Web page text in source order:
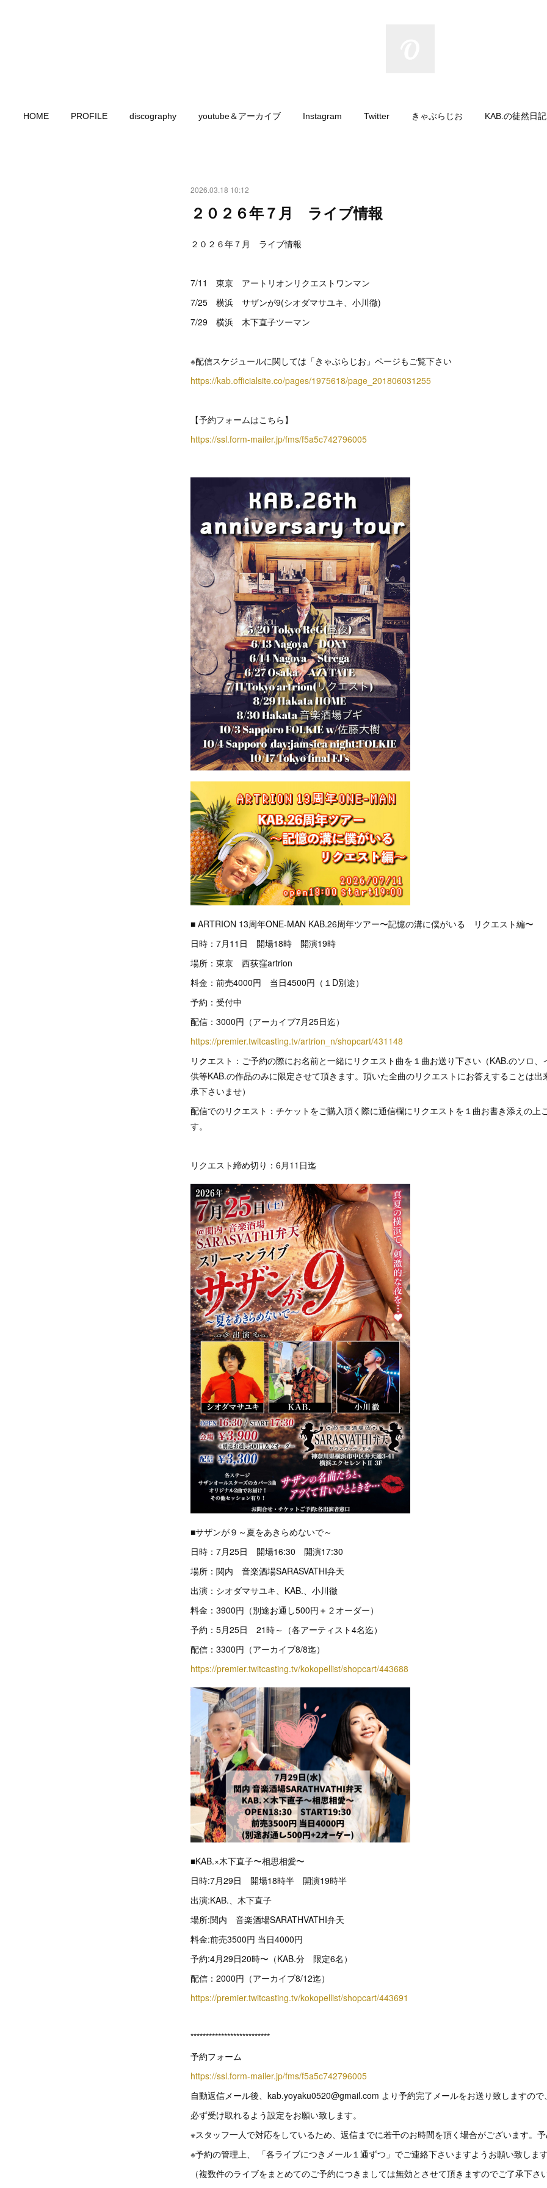
HOME PROFILE discography youtube＆アーカイブ Instagram Twitter きゃぶらじお KAB.の徒然日記
2026.03.18 10:12
２０２６年７月 ライブ情報
２０２６年７月 ライブ情報
7/11 東京 アートリオンリクエストワンマン
7/25 横浜 サザンが9(シオダマサユキ、小川徹)
7/29 横浜 木下直子ツーマン
※配信スケジュールに関しては「きゃぶらじお」ページもご覧下さい
https://kab.officialsite.co/pages/1975618/page_201806031255
【予約フォームはこちら】
https://ssl.form-mailer.jp/fms/f5a5c742796005
■ ARTRION 13周年ONE-MAN KAB.26周年ツアー〜記憶の溝に僕がいる リクエスト編〜
日時：7月11日 開場18時 開演19時
場所：東京 西荻窪artrion
料金：前売4000円 当日4500円（１D別途）
予約：受付中
配信：3000円（アーカイブ7月25日迄）
https://premier.twitcasting.tv/artrion_n/shopcart/431148
リクエスト：ご予約の際にお名前と一緒にリクエスト曲を１曲お送り下さい（KAB.のソロ、
供等KAB.の作品のみに限定させて頂きます。頂いた全曲のリクエストにお答えすることは出
承下さいませ）
配信でのリクエスト：チケットをご購入頂く際に通信欄にリクエストを１曲お書き添えの上
す。
リクエスト締め切り：6月11日迄
■サザンが９～夏をあきらめないで～
日時：7月25日 開場16:30 開演17:30
場所：関内 音楽酒場SARASVATHI弁天
出演：シオダマサユキ、KAB.、小川徹
料金：3900円（別途お通し500円＋２オーダー）
予約：5月25日 21時～（各アーティスト4名迄）
配信：3300円（アーカイブ8/8迄）
https://premier.twitcasting.tv/kokopellist/shopcart/443688
■KAB.×木下直子〜相思相愛〜
日時:7月29日 開場18時半 開演19時半
出演:KAB.、木下直子
場所:関内 音楽酒場SARATHVATHI弁天
料金:前売3500円 当日4000円
予約:4月29日20時〜（KAB.分 限定6名）
配信：2000円（アーカイブ8/12迄）
https://premier.twitcasting.tv/kokopellist/shopcart/443691
**************************
予約フォーム
https://ssl.form-mailer.jp/fms/f5a5c742796005
自動返信メール後、kab.yoyaku0520@gmail.com より予約完了メールをお送り致しますので、
必ず受け取れるよう設定をお願い致します。
※スタッフ一人で対応をしているため、返信までに若干のお時間を頂く場合がございます。予
※予約の管理上、 「各ライブにつきメール１通ずつ」でご連絡下さいますようお願い致します
（複数件のライブをまとめてのご予約につきましては無効とさせて頂きますのでご了承下さ